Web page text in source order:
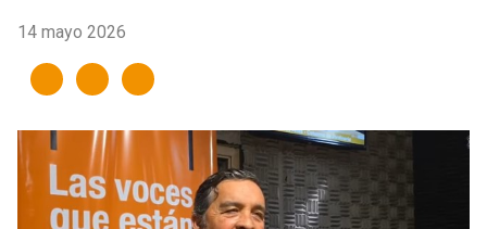
14 mayo 2026